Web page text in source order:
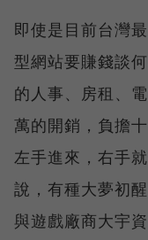
即使是目前台灣
型網站要賺錢談
的人事、房租、
萬的開銷，負擔
左手進來，右手
說，有種大夢初
與遊戲廠商大宇